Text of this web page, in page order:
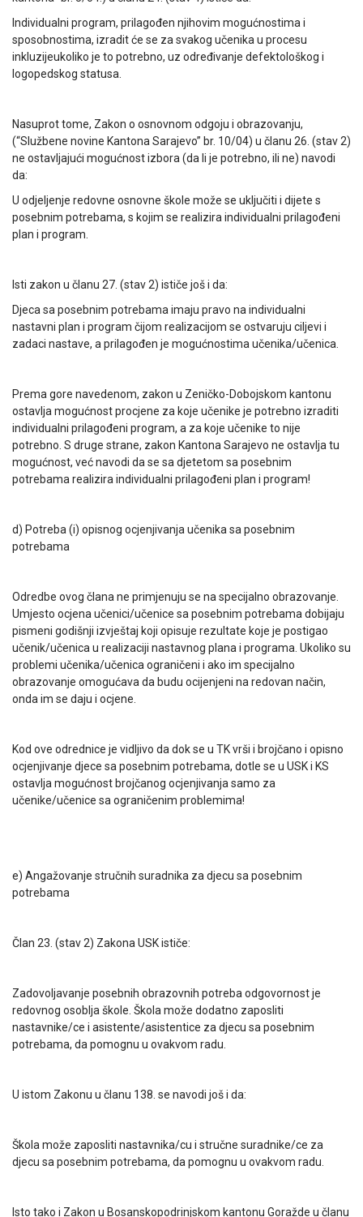
Individualni program, prilagođen njihovim mogućnostima i
sposobnostima, izradit će se za svakog učenika u procesu
inkluzijeukoliko je to potrebno, uz određivanje defektološkog i
logopedskog statusa.
Nasuprot tome, Zakon o osnovnom odgoju i obrazovanju,
(“Službene novine Kantona Sarajevo” br. 10/04) u članu 26. (stav 2)
ne ostavljajući mogućnost izbora (da li je potrebno, ili ne) navodi
da:
U odjeljenje redovne osnovne škole može se uključiti i dijete s
posebnim potrebama, s kojim se realizira individualni prilagođeni
plan i program.
Isti zakon u članu 27. (stav 2) ističe još i da:
Djeca sa posebnim potrebama imaju pravo na individualni
nastavni plan i program čijom realizacijom se ostvaruju ciljevi i
zadaci nastave, a prilagođen je mogućnostima učenika/učenica.
Prema gore navedenom, zakon u Zeničko-Dobojskom kantonu
ostavlja mogućnost procjene za koje učenike je potrebno izraditi
individualni prilagođeni program, a za koje učenike to nije
potrebno. S druge strane, zakon Kantona Sarajevo ne ostavlja tu
mogućnost, već navodi da se sa djetetom sa posebnim
potrebama realizira individualni prilagođeni plan i program!
d) Potreba (i) opisnog ocjenjivanja učenika sa posebnim
potrebama
Odredbe ovog člana ne primjenuju se na specijalno obrazovanje.
Umjesto ocjena učenici/učenice sa posebnim potrebama dobijaju
pismeni godišnji izvještaj koji opisuje rezultate koje je postigao
učenik/učenica u realizaciji nastavnog plana i programa. Ukoliko su
problemi učenika/učenica ograničeni i ako im specijalno
obrazovanje omogućava da budu ocijenjeni na redovan način,
onda im se daju i ocjene.
Kod ove odrednice je vidljivo da dok se u TK vrši i brojčano i opisno
ocjenjivanje djece sa posebnim potrebama, dotle se u USK i KS
ostavlja mogućnost brojčanog ocjenjivanja samo za
učenike/učenice sa ograničenim problemima!
e) Angažovanje stručnih suradnika za djecu sa posebnim
potrebama
Član 23. (stav 2) Zakona USK ističe:
Zadovoljavanje posebnih obrazovnih potreba odgovornost je
redovnog osoblja škole. Škola može dodatno zaposliti
nastavnike/ce i asistente/asistentice za djecu sa posebnim
potrebama, da pomognu u ovakvom radu.
U istom Zakonu u članu 138. se navodi još i da:
Škola može zaposliti nastavnika/cu i stručne suradnike/ce za
djecu sa posebnim potrebama, da pomognu u ovakvom radu.
Isto tako i Zakon u Bosanskopodrinjskom kantonu Goražde u članu